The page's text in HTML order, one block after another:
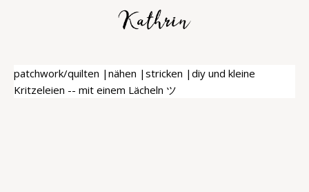
patchwork/quilten |nähen |stricken |diy und kleine
Kritzeleien -- mit einem Lächeln ツ